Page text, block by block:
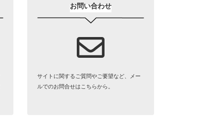
お問い合わせ
サイトに関するご質問やご要望など、メー
ルでのお問合せはこちらから。